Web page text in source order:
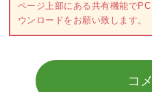
ページ上部にある共有機能で
ウンロードをお願い致します。
コ